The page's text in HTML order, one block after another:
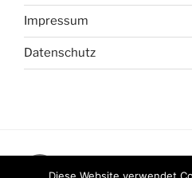
Impressum
Datenschutz